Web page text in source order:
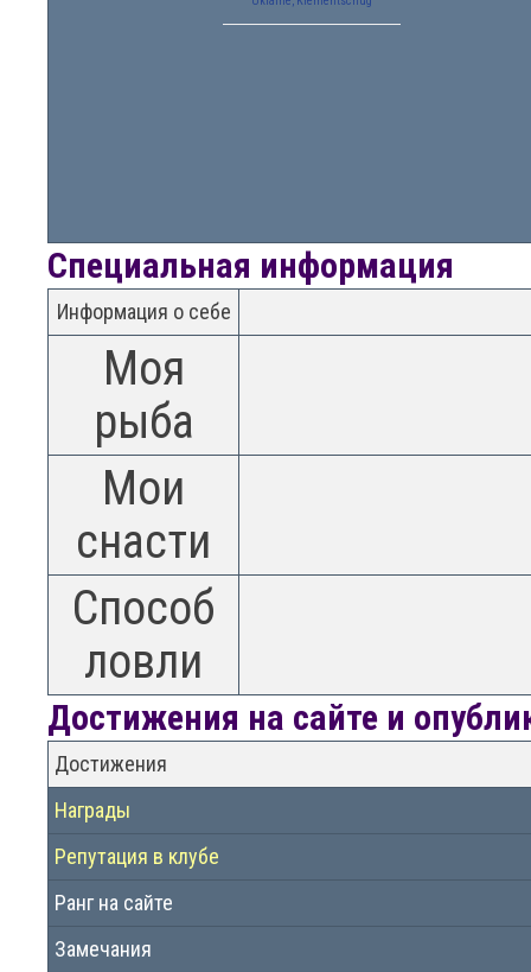
Специальная информация
Информация о себе
Моя
рыба
Мои
снасти
Способ
ловли
Достижения на сайте и
Достижения
Награды
Репутация в клубе
Ранг на сайте
Замечания